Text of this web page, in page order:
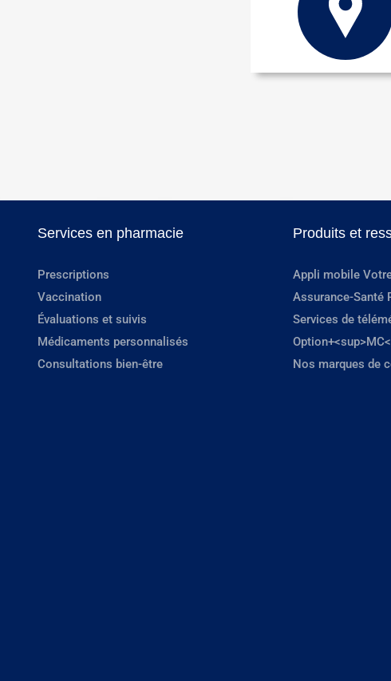
Services en pharmacie
Prescriptions
Vaccination
Évaluations et suivis
Médicaments personnalisés
Consultations bien-être
Produits et
Appli mobile
Assurance-Santé
Services de
Nos marques de